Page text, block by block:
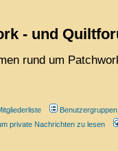
- und
rund um
Benutzergruppen
private Nachrichten zu lesen